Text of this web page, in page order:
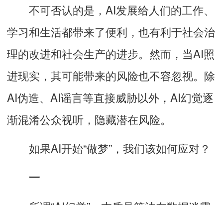
不可否认的是， AI发展给人们的工作、
学习和生活都带来了便利，也有利于社会治
理的改进和社会生产的进步。然而，当AI照
进现实，其可能带来的风险也不容忽视。除
AI伪造、AI谣言等直接威胁以外， AI幻觉逐
渐混淆公众视听 ，隐藏潜在风险。
如果AI开始“做梦”，我们该如何应对？
一